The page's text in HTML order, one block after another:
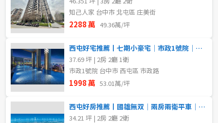
知己人家 台中市 北屯區 庄美街
2288 萬 49.36萬/坪
西屯好宅推薦丨七期小豪宅｜市政1號院｜大兩房平車｜帝王視野戶
37.69 坪 | 2房 2廳 1衛
市政1號院 台中市 西屯區 市政路
1998 萬 53.01萬/坪
西屯好房推薦丨國雄無双｜兩房兩衛平車｜高樓無限視野戶
34.21 坪 | 2房 2廳 2衛